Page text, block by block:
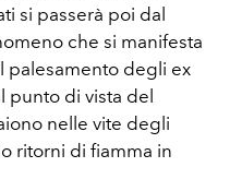
si passerà poi dal
che si manifesta
palesamento degli ex
punto di vista del
nelle vite degli
ritorni di fiamma in